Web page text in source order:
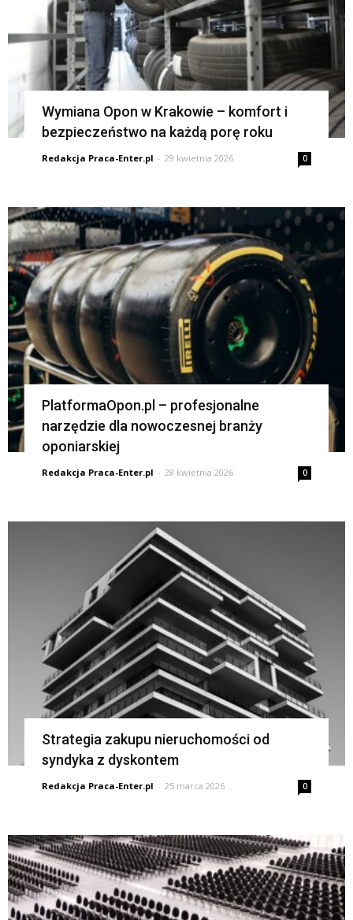
Wymiana Opon w Krakowie – komfort i
bezpieczeństwo na każdą porę roku
Redakcja Praca-Enter.pl - 29 kwietnia 2026 0
PlatformaOpon.pl – profesjonalne
narzędzie dla nowoczesnej branży
oponiarskiej
Redakcja Praca-Enter.pl - 28 kwietnia 2026 0
Strategia zakupu nieruchomości od
syndyka z dyskontem
Redakcja Praca-Enter.pl - 25 marca 2026 0